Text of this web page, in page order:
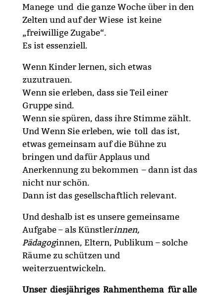
Manege und die ganze Woche über in den
Zelten und auf der Wiese ist keine
„freiwillige Zugabe“.
Es ist essenziell.
Wenn Kinder lernen, sich etwas
zuzutrauen.
Wenn sie erleben, dass sie Teil einer
Gruppe sind.
Wenn sie spüren, dass ihre Stimme zählt.
Und Wenn Sie erleben, wie toll das ist,
etwas gemeinsam auf die Bühne zu
bringen und dafür Applaus und
Anerkennung zu bekommen – dann ist das
nicht nur schön.
Dann ist das gesellschaftlich relevant.
Und deshalb ist es unsere gemeinsame
Aufgabe – als Künstlerinnen,
Pädagoginnen, Eltern, Publikum – solche
Räume zu schützen und
weiterzuentwickeln.
Unser diesjähriges Rahmenthema für alle